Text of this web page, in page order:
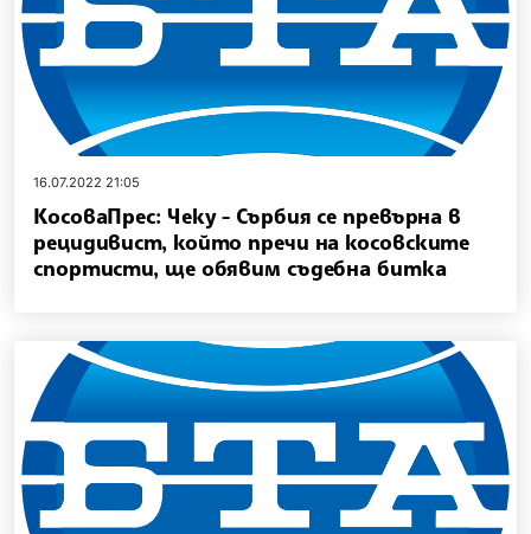
16.07.2022 21:05
КосоваПрес: Чеку - Сърбия се превърна в
рецидивист, който пречи на косовските
спортисти, ще обявим съдебна битка